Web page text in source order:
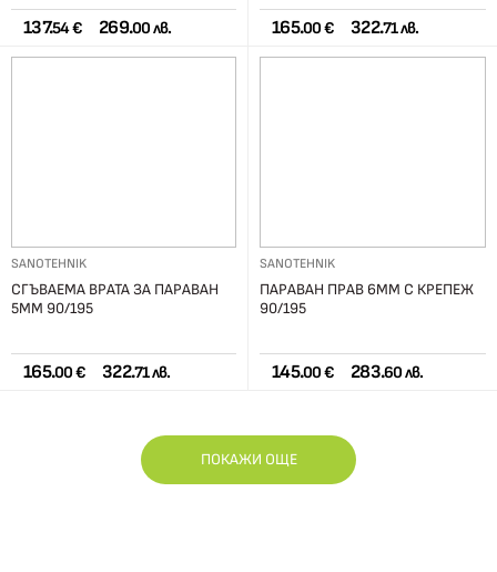
137.54 € 269.00 лв. 165.00 € 322.71 лв.
SANOTEHNIK
СГЪВАЕМА ВРАТА ЗА ПАРАВАН
5ММ 90/195
165.00 € 322.71 лв.
SANOTEHNIK
ПАРАВАН ПРАВ 6ММ С КРЕПЕЖ
90/195
145.00 € 283.60 лв.
ПОКАЖИ ОЩЕ